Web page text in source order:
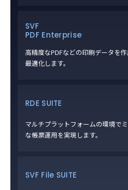
SVF
PDF Enterprise
高精度なPDFなどの印刷データを
最適化します。
RDE SUITE
マルチプラットフォームの環境で
な帳票運用を実現します。
SVF File SUITE